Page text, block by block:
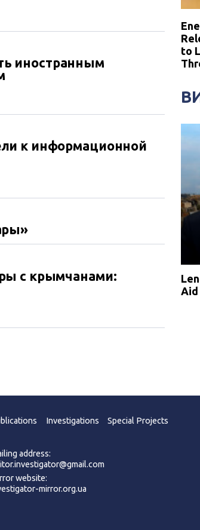
иностранным
к информационной
с крымчанами:
to
Aid
Investigations Special Projects
address:
website:
mirror.org.ua